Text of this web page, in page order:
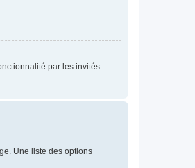
par les invités.
Une liste des options